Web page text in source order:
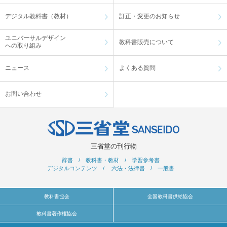
デジタル教科書（教材） 訂正・変更のお知らせ
ユニバーサルデザイン
への取り組み
教科書販売について
ニュース よくある質問
お問い合わせ
三省堂の刊行物
辞書 / 教科書・教材 / 学習参考書
デジタルコンテンツ / 六法・法律書 / 一般書
教科書協会 全国教科書供給協会
教科書著作権協会